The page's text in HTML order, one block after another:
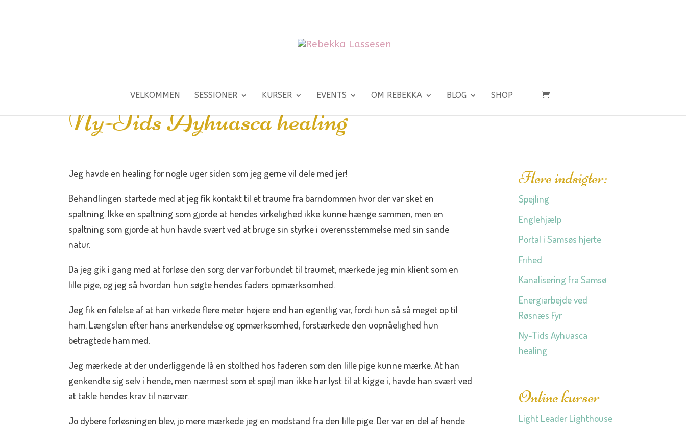
VELKOMMEN SESSIONER KURSER EVENTS OM REBEKKA BLOG SHOP
Ny-Tids Ayhuasca healing
Jeg havde en healing for nogle uger siden som jeg gerne vil dele med jer!
Behandlingen startede med at jeg fik kontakt til et traume fra barndommen hvor der var sket en
spaltning. Ikke en spaltning som gjorde at hendes virkelighed ikke kunne hænge sammen, men en
spaltning som gjorde at hun havde svært ved at bruge sin styrke i overensstemmelse med sin sande
natur.
Da jeg gik i gang med at forløse den sorg der var forbundet til traumet, mærkede jeg min klient som en
lille pige, og jeg så hvordan hun søgte hendes faders opmærksomhed.
Jeg fik en følelse af at han virkede flere meter højere end han egentlig var, fordi hun så så meget op til
ham. Længslen efter hans anerkendelse og opmærksomhed, forstærkede den uopnåelighed hun
betragtede ham med.
Jeg mærkede at der underliggende lå en stolthed hos faderen som den lille pige kunne mærke. At han
genkendte sig selv i hende, men nærmest som et spejl man ikke har lyst til at kigge i, havde han svært ved
at takle hendes krav til nærvær.
Jo dybere forløsningen blev, jo mere mærkede jeg en modstand fra den lille pige. Der var en del af hende
Flere indsigter:
Spejling
Englehjælp
Portal i Samsøs hjerte
Frihed
Kanalisering fra Samsø
Energiarbejde ved
Røsnæs Fyr
Ny-Tids Ayhuasca
healing
Online kurser
Light Leader Lighthouse